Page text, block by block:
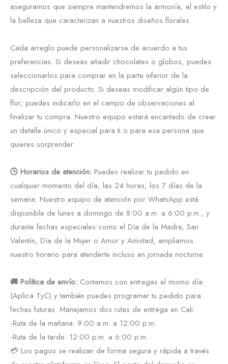
aseguramos que siempre mantendremos la armonía, el estilo y
la belleza que caracterizan a nuestros diseños florales.
Cada arreglo puede personalizarse de acuerdo a tus
preferencias. Si deseas añadir chocolates o globos, puedes
seleccionarlos para comprar en la parte inferior de la
descripción del producto. Si deseas modificar algún tipo de
flor, puedes indicarlo en el campo de observaciones al
finalizar tu compra. Nuestro equipo estará encantado de crear
un detalle único y especial para ti o para esa persona que
quieres sorprender.
🕒 Horarios de atención: Puedes realizar tu pedido en
cualquier momento del día, las 24 horas, los 7 días de la
semana. Nuestro equipo de atención por WhatsApp está
disponible de lunes a domingo de 8:00 a.m. a 6:00 p.m., y
durante fechas especiales como el Día de la Madre, San
Valentín, Día de la Mujer o Amor y Amistad, ampliamos
nuestro horario para atenderte incluso en jornada nocturna.
🚚 Política de envío: Contamos con entregas el mismo día
(Aplica TyC) y también puedes programar tu pedido para
fechas futuras. Manejamos dos rutas de entrega en Cali:
-Ruta de la mañana: 9:00 a.m. a 12:00 p.m.
-Ruta de la tarde: 12:00 p.m. a 6:00 p.m.
💳 Los pagos se realizan de forma segura y rápida a través